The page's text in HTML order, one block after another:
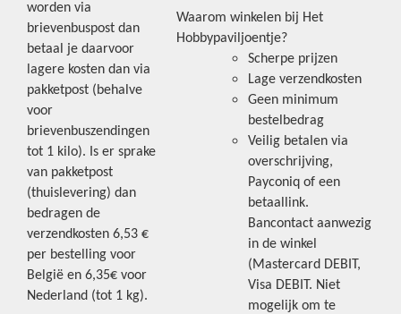
worden via
brievenbuspost dan
betaal je daarvoor
lagere kosten dan via
pakketpost (behalve
voor
brievenbuszendingen
tot 1 kilo). Is er sprake
van pakketpost
(thuislevering) dan
bedragen de
verzendkosten 6,53 €
per bestelling voor
België en 6,35€ voor
Nederland (tot 1 kg).
Waarom winkelen bij Het
Hobbypaviljoentje?
Scherpe prijzen
Lage verzendkosten
Geen minimum
bestelbedrag
Veilig betalen via
overschrijving,
Payconiq of een
betaallink.
Bancontact aanwezig
in de winkel
(Mastercard DEBIT,
Visa DEBIT. Niet
mogelijk om te